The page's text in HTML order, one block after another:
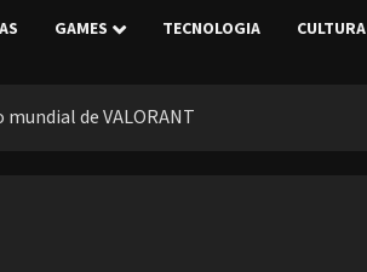
GAMES TECNOLOGIA CULTURA
de VALORANT